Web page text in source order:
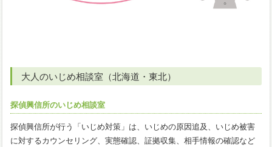
大人のいじめ相談室（北海道・東北）
探偵興信所のいじめ相談室
探偵興信所が行う「いじめ対策」は、いじめの原因追及、いじめ被害
に対するカウンセリング、実態確認、証拠収集、相手情報の確認など